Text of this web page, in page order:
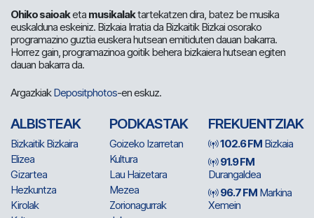
Ohiko saioaketa musikalaktartekatzen dira, batez be musika
euskalduna eskeiniz. Bizkaia Irratia da Bizkaitik Bizkai osorako
programazino guztia euskera hutsean emitiduten dauan bakarra.
Horrez gain, programazinoa goitik behera bizkaiera hutsean egiten
dauan bakarra da.
ArgazkiakDepositphotos-en eskuz.
ALBISTEAK
Bizkaitik Bizkaira
Elizea
Gizartea
Hezkuntza
Kirolak
PODKASTAK
Goizeko Izarretan
Kultura
Lau Haizetara
Mezea
Zorionagurrak
FREKUENTZIAK
102.6 FM Bizkaia
91.9 FM
Durangaldea
96.7 FM Markina
Xemein